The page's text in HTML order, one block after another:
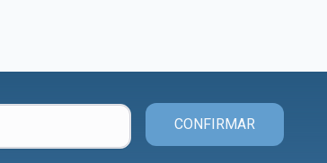
CONFIRMAR